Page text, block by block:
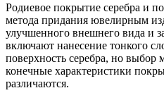
Родиевое покрытие серебра и
метода придания ювелирным
улучшенного внешнего вида и
включают нанесение тонкого
поверхность серебра, но выбор
конечные характеристики
различаются.